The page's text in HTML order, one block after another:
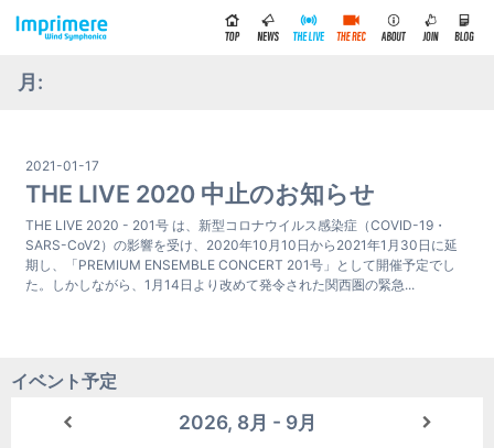
月:
2021-01-17
THE LIVE 2020 中止のお知らせ
THE LIVE 2020 - 201号 は、新型コロナウイルス感染症（COVID-19・
SARS-CoV2）の影響を受け、2020年10月10日から2021年1月30日に延
期し、「PREMIUM ENSEMBLE CONCERT 201号」として開催予定でし
た。しかしながら、1月14日より改めて発令された関西圏の緊急...
イベント予定
2026, 8月 - 9月